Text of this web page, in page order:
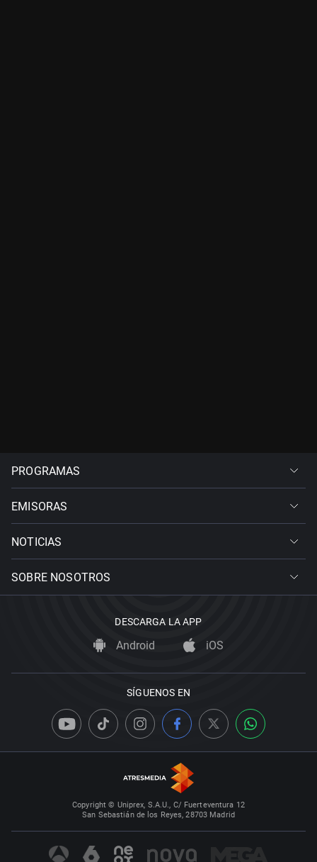
PROGRAMAS
EMISORAS
NOTICIAS
SOBRE NOSOTROS
DESCARGA LA APP
Android iOS
SÍGUENOS EN
Copyright © Uniprex, S.A.U., C/ Fuerteventura 12
San Sebastián de los Reyes, 28703 Madrid